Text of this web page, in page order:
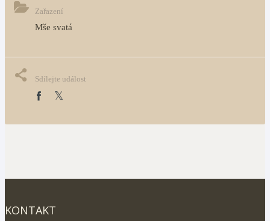
Zařazení
Mše svatá
Sdílejte událost
KONTAKT